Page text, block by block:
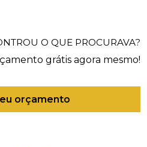
O QUE PROCURAVA?
grátis agora mesmo!
orçamento